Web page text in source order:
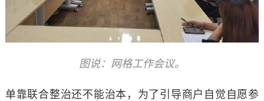
图说：网格工作会议。
单靠联合整治还不能治本，为了引导商户自觉自愿参